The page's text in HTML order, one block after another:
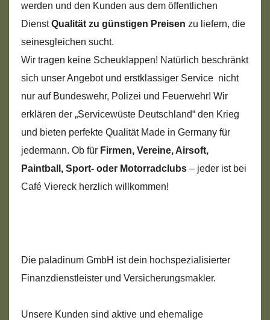
werden und den Kunden aus dem öffentlichen
DienstQualität zu günstigen Preisen zu liefern, die
seinesgleichen sucht.
Wir tragen keine Scheuklappen! Natürlich beschränkt
sich unser Angebot und erstklassiger Service nicht
nur auf Bundeswehr, Polizei und Feuerwehr! Wir
erklären der „Servicewüste Deutschland“ den Krieg
und bieten perfekte Qualität Made in Germany für
jedermann. Ob für Firmen, Vereine, Airsoft,
Paintball, Sport- oder Motorradclubs – jeder ist bei
Café Viereck herzlich willkommen!
Die paladinum GmbH ist dein hochspezialisierter
Finanzdienstleister und Versicherungsmakler.
Unsere Kunden sind aktive und ehemalige